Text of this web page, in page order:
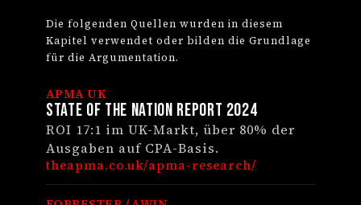
Die folgenden Quellen wurden in diesem
Kapitel verwendet oder bilden die Grundlage
für die Argumentation.
APMA UK
State of the Nation Report 2024
ROI 17:1 im UK-Markt, über 80% der
Ausgaben auf CPA-Basis.
theapma.co.uk/apma-research/